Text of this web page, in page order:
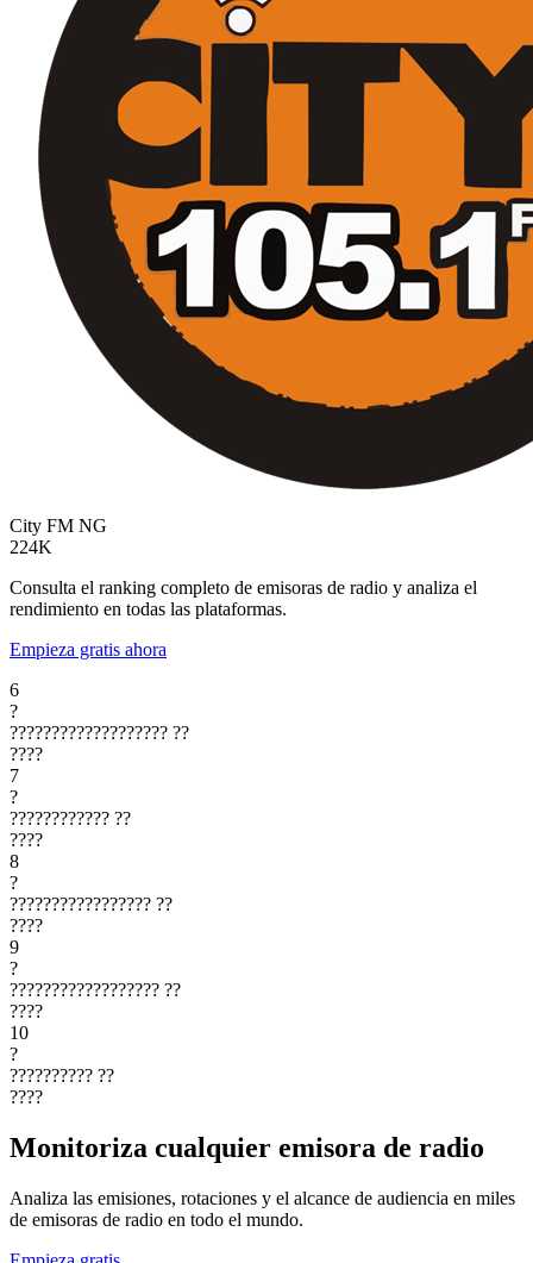
City FM NG
224K
Consulta el ranking completo de emisoras de radio y analiza el
rendimiento en todas las plataformas.
Empieza gratis ahora
6
?
??????????????????? ??
????
7
?
???????????? ??
????
8
?
????????????????? ??
????
9
?
?????????????????? ??
????
10
?
?????????? ??
????
Monitoriza cualquier emisora de radio
Analiza las emisiones, rotaciones y el alcance de audiencia en miles
de emisoras de radio en todo el mundo.